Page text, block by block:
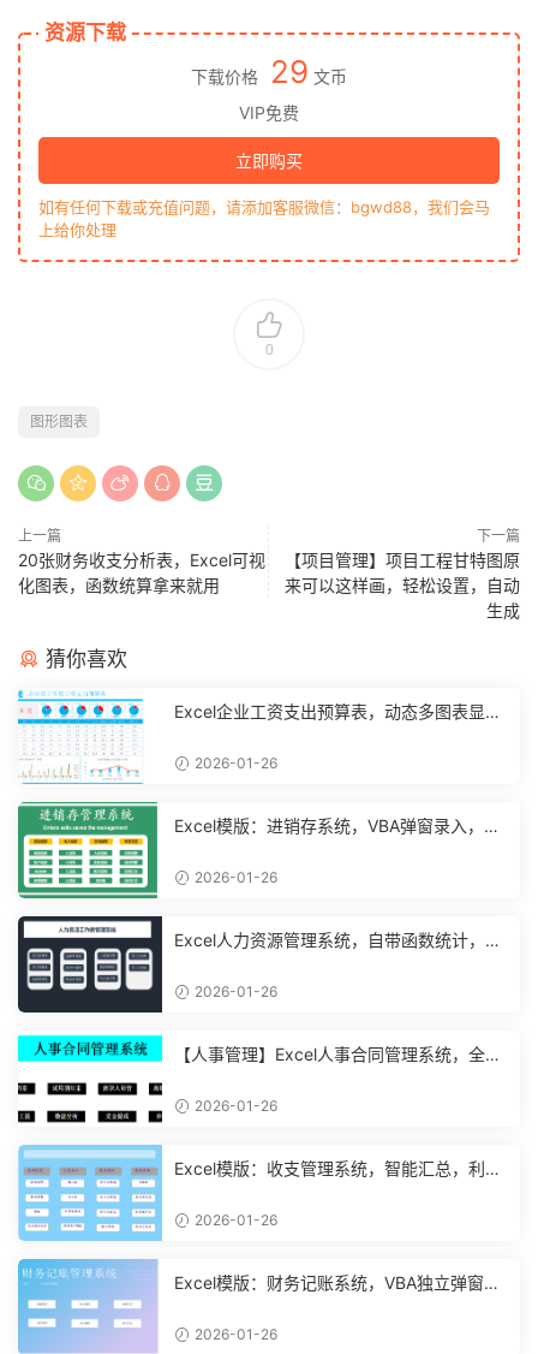
资源下载
下载价格 29 文币
VIP免费
立即购买
如有任何下载或充值问题，请添加客服微信：bgwd88，我们会马
上给你处理
0
图形图表
上一篇
20张财务收支分析表，Excel可视
化图表，函数统算拿来就用
下一篇
【项目管理】项目工程甘特图原
来可以这样画，轻松设置，自动
生成
猜你喜欢
Excel企业工资支出预算表，动态多图表显
2026-01-26
Excel模版：进销存系统，VBA弹窗录入，智
2026-01-26
Excel人力资源管理系统，自带函数统计，功
2026-01-26
【人事管理】Excel人事合同管理系统，全函
2026-01-26
Excel模版：收支管理系统，智能汇总，利润
2026-01-26
Excel模版：财务记账系统，VBA独立弹窗，
2026-01-26